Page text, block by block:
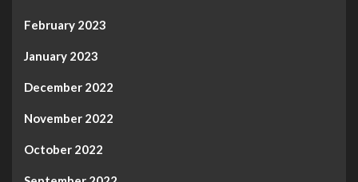
February 2023
January 2023
December 2022
November 2022
October 2022